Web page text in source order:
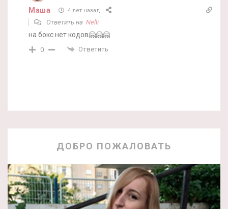
Маша 4 лет назад
Ответить на Nelli
на бокс нет кодов🤗🤗🤗
0 Ответить
ДОБРО ПОЖАЛОВАТЬ